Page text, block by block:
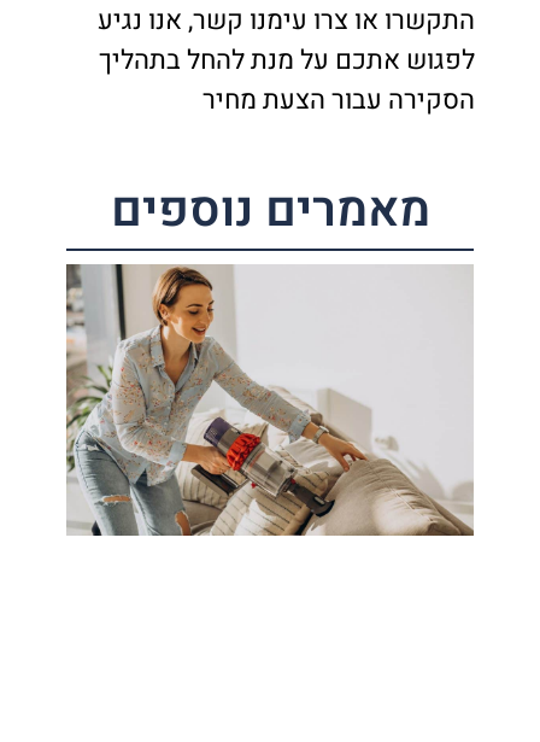
התקשרו או צרו עימנו קשר, אנו נגיע
לפגוש אתכם על מנת להחל בתהליך
הסקירה עבור הצעת מחיר
מאמרים נוספים